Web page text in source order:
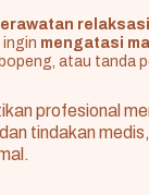
relaksasi
ingin mengatasi
atau tanda
profesional
tindakan